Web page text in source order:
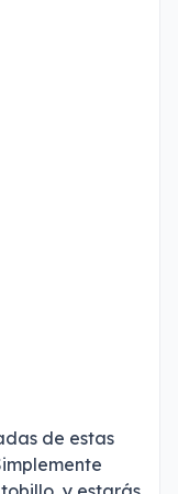
de estas